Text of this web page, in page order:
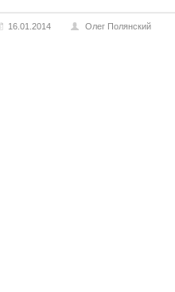
16.01.2014 Олег Полянский